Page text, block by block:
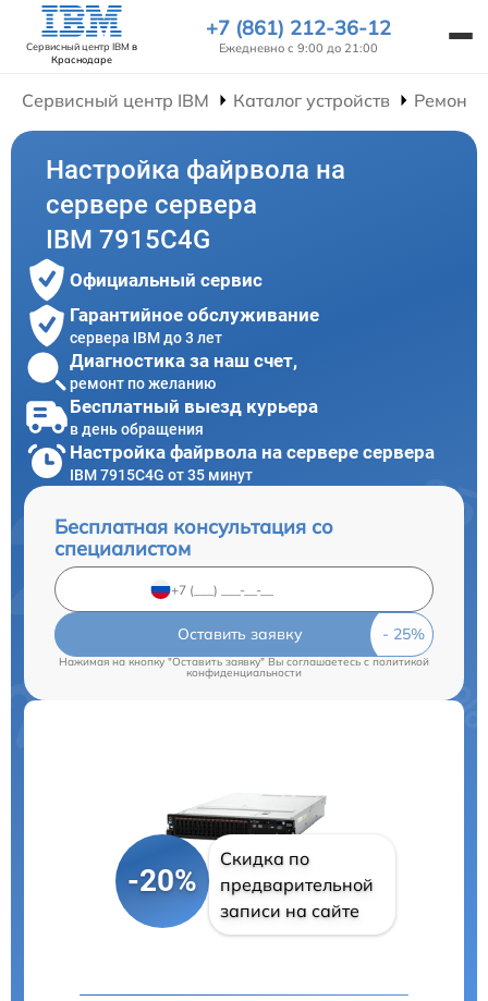
Сервисный центр IBM в
Краснодаре
+7 (861) 212-36-12
Ежедневно с 9:00 до 21:00
Сервисный центр IBM Каталог устройств Ремонт
Настройка файрвола на
сервере сервера
IBM 7915C4G
Официальный сервис
Гарантийное обслуживание
сервера IBM до 3 лет
Диагностика за наш счет,
ремонт по желанию
Бесплатный выезд курьера
в день обращения
Настройка файрвола на сервере сервера
IBM 7915C4G от 35 минут
Бесплатная консультация со
специалистом
Оставить заявку
Нажимая на кнопку "Оставить заявку" Вы соглашаетесь c политикой
конфиденциальности
-20%
Скидка по
предварительной
записи на сайте